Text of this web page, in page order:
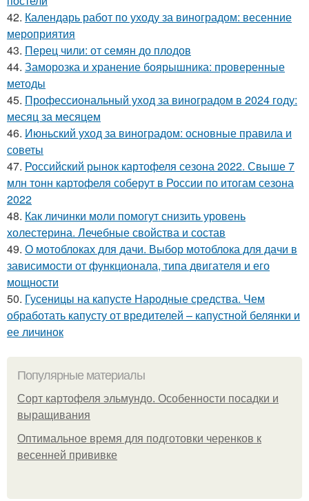
42. Календарь работ по уходу за виноградом: весенние
мероприятия
43. Перец чили: от семян до плодов
44. Заморозка и хранение боярышника: проверенные
методы
45. Профессиональный уход за виноградом в 2024 году:
месяц за месяцем
46. Июньский уход за виноградом: основные правила и
советы
47. Российский рынок картофеля сезона 2022. Свыше 7
млн тонн картофеля соберут в России по итогам сезона
2022
48. Как личинки моли помогут снизить уровень
холестерина. Лечебные свойства и состав
49. О мотоблоках для дачи. Выбор мотоблока для дачи в
зависимости от функционала, типа двигателя и его
мощности
50. Гусеницы на капусте Народные средства. Чем
обработать капусту от вредителей – капустной белянки и
ее личинок
Популярные материалы
Сорт картофеля эльмундо. Особенности посадки и
выращивания
Оптимальное время для подготовки черенков к
весенней прививке